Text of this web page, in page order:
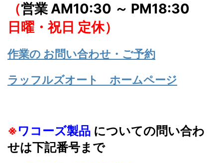
（営業 AM10:30 ～ PM18:30
日曜・祝日 定休）
作業の お問い合わせ・ご予約
ラッフルズオート ホームページ
※ワコーズ製品 についての問い合わ
せは下記番号まで